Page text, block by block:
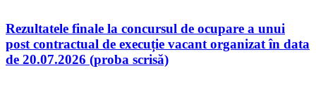
Rezultatele finale la concursul de ocupare a unui
post contractual de execuție vacant organizat în data
de 20.07.2026 (proba scrisă)